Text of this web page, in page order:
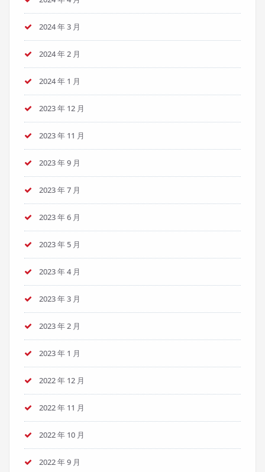
2024 年 3 月
2024 年 2 月
2024 年 1 月
2023 年 12 月
2023 年 11 月
2023 年 9 月
2023 年 7 月
2023 年 6 月
2023 年 5 月
2023 年 4 月
2023 年 3 月
2023 年 2 月
2023 年 1 月
2022 年 12 月
2022 年 11 月
2022 年 10 月
2022 年 9 月